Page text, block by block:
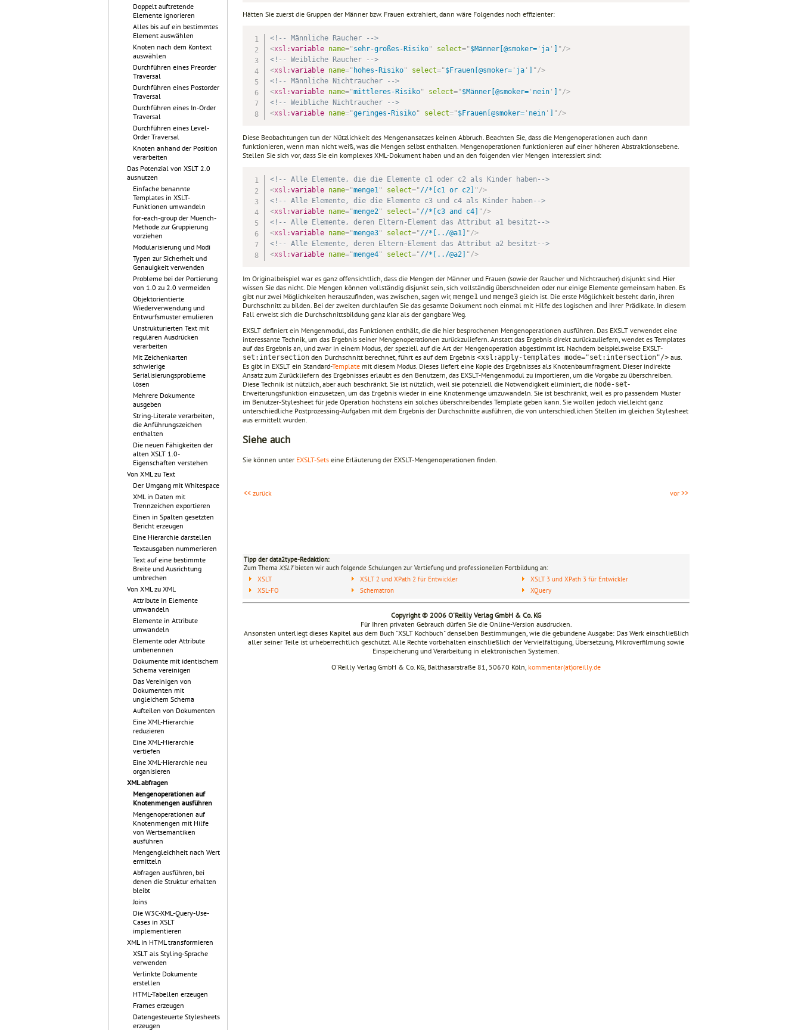
Doppelt auftretende
Elemente ignorieren
Alles bis auf ein bestimmtes
Element auswählen
Knoten nach dem Kontext
auswählen
Durchführen eines Preorder
Traversal
Durchführen eines Postorder
Traversal
Durchführen eines In-Order
Traversal
Durchführen eines Level-
Order Traversal
Knoten anhand der Position
verarbeiten
Das Potenzial von XSLT 2.0
ausnutzen
Einfache benannte
Templates in XSLT-
Funktionen umwandeln
for-each-group der Muench-
Methode zur Gruppierung
vorziehen
Modularisierung und Modi
Typen zur Sicherheit und
Genauigkeit verwenden
Probleme bei der Portierung
von 1.0 zu 2.0 vermeiden
Objektorientierte
Wiederverwendung und
Entwurfsmuster emulieren
Unstrukturierten Text mit
regulären Ausdrücken
verarbeiten
Mit Zeichenkarten
schwierige
Serialisierungsprobleme
lösen
Mehrere Dokumente
ausgeben
String-Literale verarbeiten,
die Anführungszeichen
enthalten
Die neuen Fähigkeiten der
alten XSLT 1.0-
Eigenschaften verstehen
Von XML zu Text
Der Umgang mit Whitespace
XML in Daten mit
Trennzeichen exportieren
Einen in Spalten gesetzten
Bericht erzeugen
Eine Hierarchie darstellen
Textausgaben nummerieren
Text auf eine bestimmte
Breite und Ausrichtung
umbrechen
Von XML zu XML
Attribute in Elemente
umwandeln
Elemente in Attribute
umwandeln
Elemente oder Attribute
umbenennen
Dokumente mit identischem
Schema vereinigen
Das Vereinigen von
Dokumenten mit
ungleichem Schema
Aufteilen von Dokumenten
Eine XML-Hierarchie
reduzieren
Eine XML-Hierarchie
vertiefen
Eine XML-Hierarchie neu
organisieren
XML abfragen
Mengenoperationen auf
Knotenmengen ausführen
Mengenoperationen auf
Knotenmengen mit Hilfe
von Wertsemantiken
ausführen
Mengengleichheit nach Wert
ermitteln
Abfragen ausführen, bei
denen die Struktur erhalten
bleibt
Joins
Die W3C-XML-Query-Use-
Cases in XSLT
implementieren
XML in HTML transformieren
XSLT als Styling-Sprache
verwenden
Verlinkte Dokumente
erstellen
HTML-Tabellen erzeugen
Frames erzeugen
Datengesteuerte Stylesheets
erzeugen
Hätten Sie zuerst die Gruppen der Männer bzw. Frauen extrahiert, dann wäre Folgendes noch effizienter:
<!-- Männliche Raucher -->
<xsl:variable name="sehr-großes-Risiko" select="$Männer[@smoker=' ja' ] "/>
<!-- Weibliche Raucher -->
<xsl:variable name=" hohes-Risiko" select="$Frauen[@smoker=' ja' ] "/>
<!-- Männliche Nichtraucher -->
<xsl:variable name="mittleres-Risiko" select="$Männer[@smoker=' nein' ] "/>
<!-- Weibliche Nichtraucher -->
<xsl:variable name="geringes-Risiko" select="$Frauen[@smoker=' nein' ] "/>
Diese Beobachtungen tun der Nützlichkeit des Mengenansatzes keinen Abbruch. Beachten Sie, dass die Mengenoperationen auch dann
funktionieren, wenn man nicht weiß, was die Mengen selbst enthalten. Mengenoperationen funktionieren auf einer höheren Abstraktionsebene.
Stellen Sie sich vor, dass Sie ein komplexes XML-Dokument haben und an den folgenden vier Mengen interessiert sind:
<!-- Alle Elemente, die die Elemente c1 oder c2 als Kinder haben-->
<xsl:variable name="menge1" select="//*[c1 or c2] "/>
<!-- Alle Elemente, die die Elemente c3 und c4 als Kinder haben-->
<xsl:variable name="menge2" select="//*[c3 and c4] "/>
<!-- Alle Elemente, deren Eltern-Element das Attribut a1 besitzt-->
<xsl:variable name="menge3" select="//*[../@a1] "/>
<!-- Alle Elemente, deren Eltern-Element das Attribut a2 besitzt-->
<xsl:variable name="menge4" select="//*[../@a2] "/>
Im Originalbeispiel war es ganz offensichtlich, dass die Mengen der Männer und Frauen (sowie der Raucher und Nichtraucher) disjunkt sind. Hier
wissen Sie das nicht. Die Mengen können vollständig disjunkt sein, sich vollständig überschneiden oder nur einige Elemente gemeinsam haben. Es
gibt nur zwei Möglichkeiten herauszufinden, was zwischen, sagen wir, menge1 und menge3 gleich ist. Die erste Möglichkeit besteht darin, ihren
Durchschnitt zu bilden. Bei der zweiten durchlaufen Sie das gesamte Dokument noch einmal mit Hilfe des logischen and ihrer Prädikate. In diesem
Fall erweist sich die Durchschnittsbildung ganz klar als der gangbare Weg.
EXSLT definiert ein Mengenmodul, das Funktionen enthält, die die hier besprochenen Mengenoperationen ausführen. Das EXSLT verwendet eine
interessante Technik, um das Ergebnis seiner Mengenoperationen zurückzuliefern. Anstatt das Ergebnis direkt zurückzuliefern, wendet es Templates
auf das Ergebnis an, und zwar in einem Modus, der speziell auf die Art der Mengenoperation abgestimmt ist. Nachdem beispielsweise EXSLT-
set:intersection den Durchschnitt berechnet, führt es auf dem Ergebnis <xsl:apply-templates mode="set:intersection"/> aus.
Es gibt in EXSLT ein Standard-Template mit diesem Modus. Dieses liefert eine Kopie des Ergebnisses als Knotenbaumfragment. Dieser indirekte
Ansatz zum Zurückliefern des Ergebnisses erlaubt es den Benutzern, das EXSLT-Mengenmodul zu importieren, um die Vorgabe zu überschreiben.
Diese Technik ist nützlich, aber auch beschränkt. Sie ist nützlich, weil sie potenziell die Notwendigkeit eliminiert, die node-set-
Erweiterungsfunktion einzusetzen, um das Ergebnis wieder in eine Knotenmenge umzuwandeln. Sie ist beschränkt, weil es pro passendem Muster
im Benutzer-Stylesheet für jede Operation höchstens ein solches überschreibendes Template geben kann. Sie wollen jedoch vielleicht ganz
unterschiedliche Postprozessing-Aufgaben mit dem Ergebnis der Durchschnitte ausführen, die von unterschiedlichen Stellen im gleichen Stylesheet
aus ermittelt wurden.
Siehe auch
Sie können unter EXSLT-Sets eine Erläuterung der EXSLT-Mengenoperationen finden.
<< zurück vor >>
Tipp der data2type-Redaktion:
Zum Thema XSLTbieten wir auch folgende Schulungen zur Vertiefung und professionellen Fortbildung an:
XSLT
XSL-FO
XSLT 2 und XPath 2 für Entwickler
Schematron
XSLT 3 und XPath 3 für Entwickler
XQuery
Copyright © 2006 O'Reilly Verlag GmbH & Co. KG
Für Ihren privaten Gebrauch dürfen Sie die Online-Version ausdrucken.
Ansonsten unterliegt dieses Kapitel aus dem Buch "XSLT Kochbuch" denselben Bestimmungen, wie die gebundene Ausgabe: Das Werk einschließlich
aller seiner Teile ist urheberrechtlich geschützt. Alle Rechte vorbehalten einschließlich der Vervielfältigung, Übersetzung, Mikroverfilmung sowie
Einspeicherung und Verarbeitung in elektronischen Systemen.
O'Reilly Verlag GmbH & Co. KG, Balthasarstraße 81, 50670 Köln, kommentar(at)oreilly.de